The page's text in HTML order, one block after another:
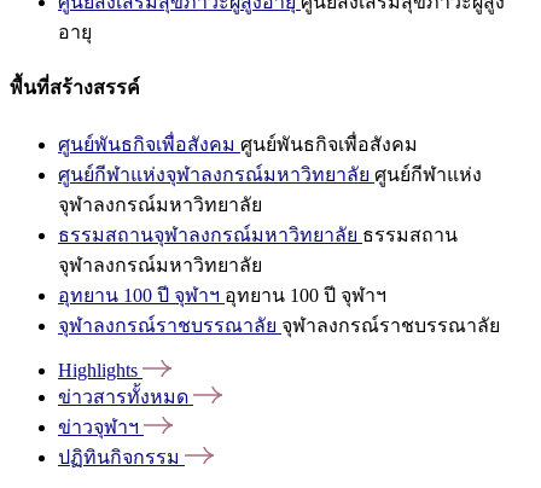
อายุ
พื้นที่สร้างสรรค์
ศูนย์พันธกิจเพื่อสังคม ศูนย์พันธกิจเพื่อสังคม
ศูนย์กีฬาแห่งจุฬาลงกรณ์มหาวิทยาลัย ศูนย์กีฬาแห่ง
จุฬาลงกรณ์มหาวิทยาลัย
ธรรมสถานจุฬาลงกรณ์มหาวิทยาลัย ธรรมสถาน
จุฬาลงกรณ์มหาวิทยาลัย
อุทยาน 100 ปี จุฬาฯ อุทยาน 100 ปี จุฬาฯ
จุฬาลงกรณ์ราชบรรณาลัย จุฬาลงกรณ์ราชบรรณาลัย
Highlights
ข่าวสารทั้งหมด
ข่าวจุฬาฯ
ปฏิทินกิจกรรม